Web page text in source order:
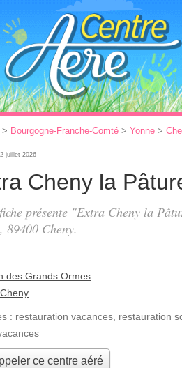
> Bourgogne-Franche-Comté > Yonne >
juillet 2026
Cheny la
présente "Extra Cheny la
, 89400 Cheny.
des Grands Ormes
: restauration vacances restauration
ce centre aéré